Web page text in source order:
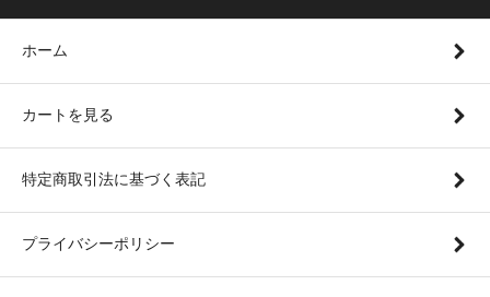
ホーム
カートを見る
特定商取引法に基づく表記
プライバシーポリシー